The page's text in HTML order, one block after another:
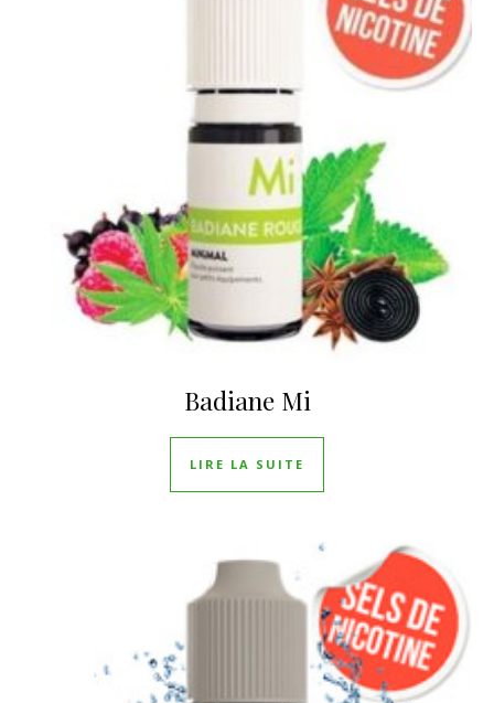
Badiane Mi
LIRE LA SUITE